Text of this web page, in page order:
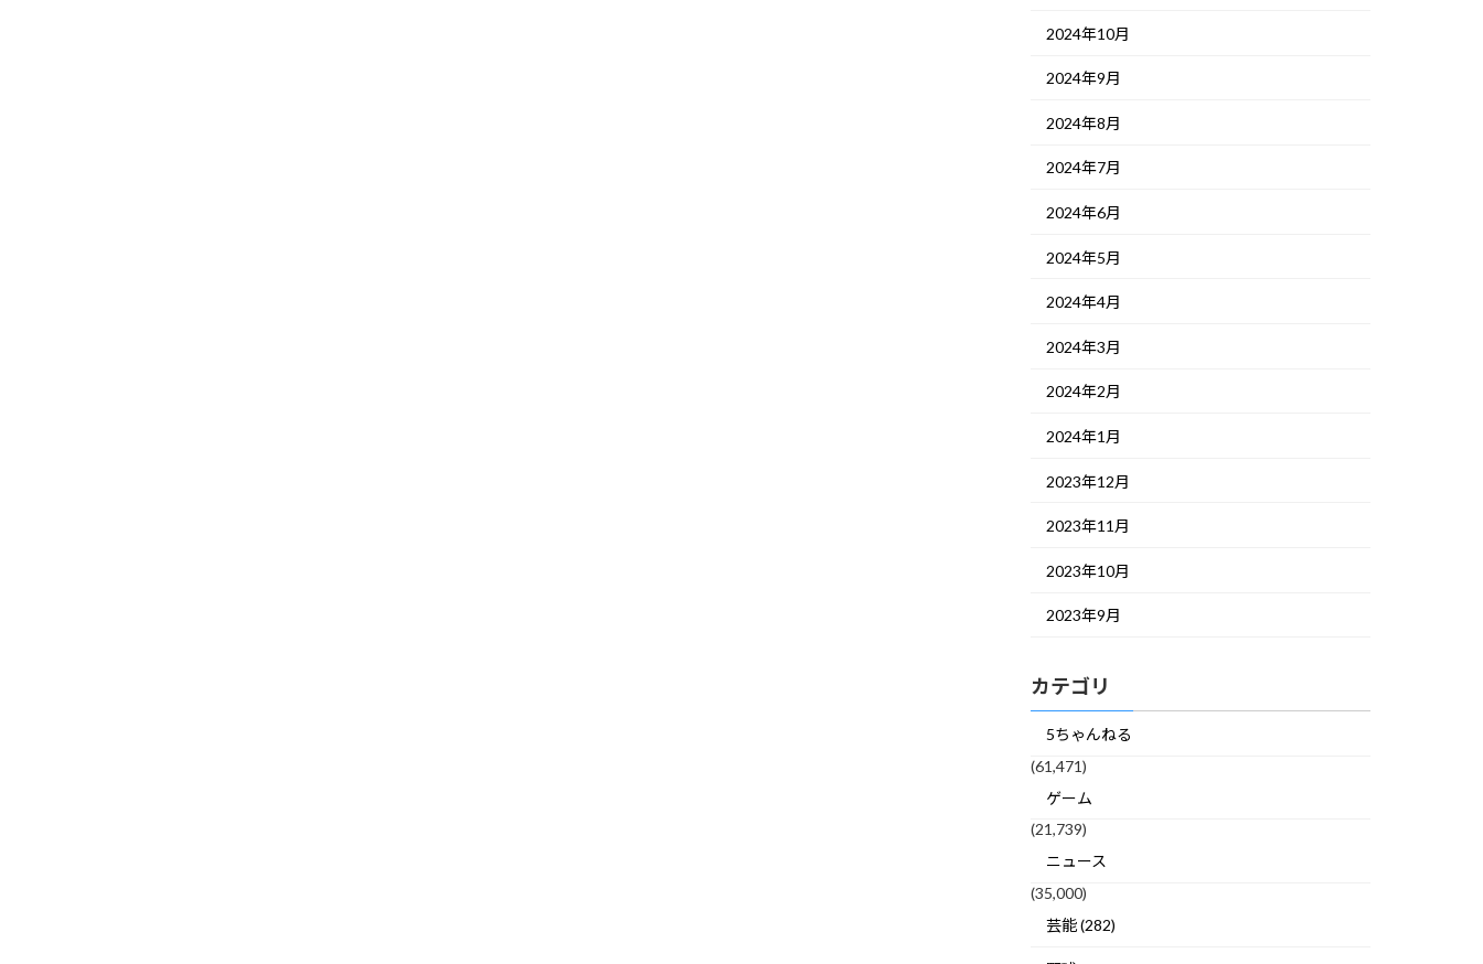
2024年10月
2024年9月
2024年8月
2024年7月
2024年6月
2024年5月
2024年4月
2024年3月
2024年2月
2024年1月
2023年12月
2023年11月
2023年10月
2023年9月
カテゴリ
5ちゃんねる
(61,471)
ゲーム
(21,739)
ニュース
(35,000)
芸能 (282)